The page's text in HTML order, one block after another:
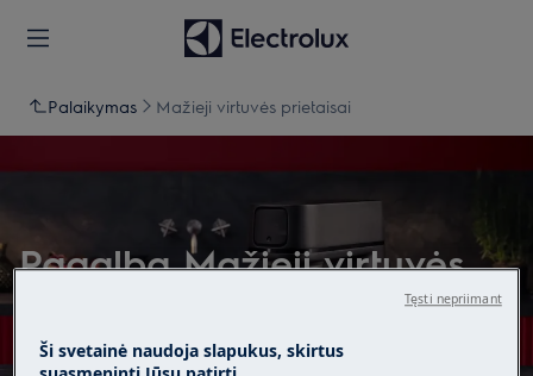
Palaikymas Mažieji virtuvės prietaisai
Pagalba Mažieji virtuvės
Ši svetainė naudoja slapukus, skirtus
Tęsti nepriimant